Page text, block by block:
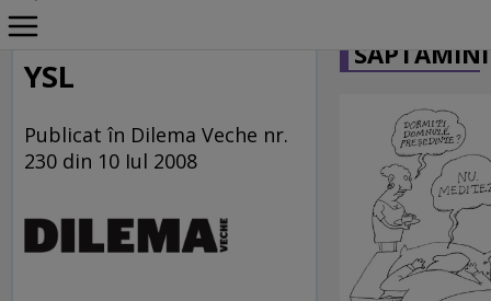
Home
La centru şi la margine
YSL
Publicat în Dilema Veche nr.
230 din 10 Iul 2008